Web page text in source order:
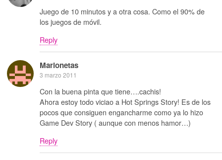
Juego de 10 minutos y a otra cosa. Como el 90% de
los juegos de móvil.
Reply
Marionetas
3 marzo 2011
Con la buena pinta que tiene….cachis!
Ahora estoy todo viciao a Hot Springs Story! Es de los
pocos que consiguen engancharme como ya lo hizo
Game Dev Story ( aunque con menos hamor…)
Reply